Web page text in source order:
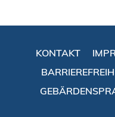
KONTAKT